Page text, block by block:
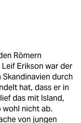
Römern
Erikson war der
durch
hat, dass er in
das mit Island,
wohl nicht ab.
von jungen